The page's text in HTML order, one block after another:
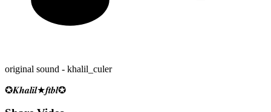
original sound - khalil_culer
✪𝑲𝒉𝒂𝒍𝒊𝒍★𝒇𝒕𝒃𝒍✪